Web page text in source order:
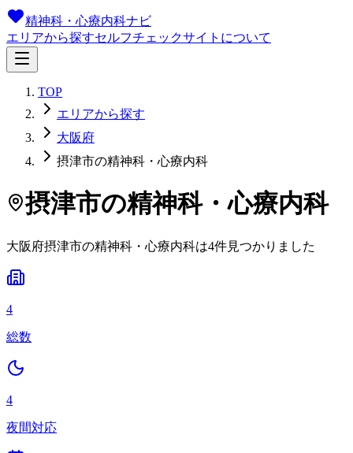
精神科・心療内科ナビ
エリアから探すセルフチェックサイトについて
TOP
エリアから探す
大阪府
摂津市の精神科・心療内科
摂津市の精神科・心療内科
大阪府摂津市の精神科・心療内科は4件見つかりました
4
総数
4
夜間対応